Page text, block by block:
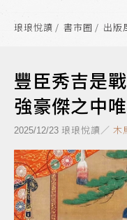
琅琅悅讀 書市圈 出版
豐臣秀吉是
強豪傑之中
2025/12/23 琅琅悅讀／ 木